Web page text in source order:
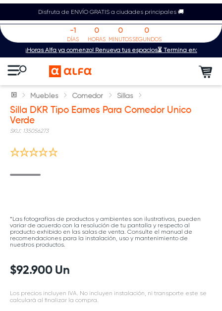
Disfruta de ENVÍO GRATIS a ciudades principales 🚚
¡Horas Alfa ya comenzó! Renueva tus espacios⏳ Termina en:
-1
DÍAS
0
HORAS
0
MINUTOS
0
SEGUNDOS
Muebles Comedor Sillas
Silla DKR Tipo Eames Para Comedor Unico
Verde
: 135056273
*Las fotografías de productos y ambientes son ilustrativas, pueden
variar de acuerdo con la resolución de tu pantalla y respecto al
producto exhibido en las salas de venta. Consulte el manual de
recomendaciones para la instalación, uso y mantenimiento de
nuestros productos.
$92.900 Un
Los precios incluyen IVA. No incluyen instalación, ni transporte este se
calculará al finalizar la compra.